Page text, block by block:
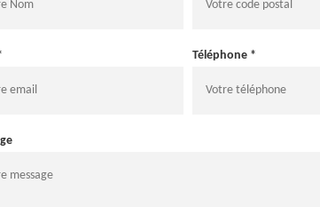
Téléphone *